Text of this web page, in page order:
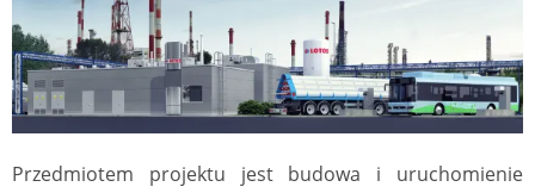
Przedmiotem projektu jest budowa i uruchomienie